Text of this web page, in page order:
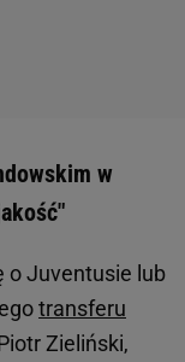
w
o Juventusie lub
transferu
Zieliński,